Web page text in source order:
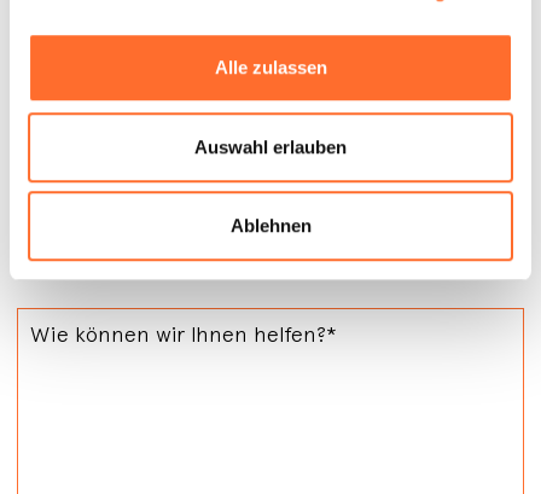
Alle zulassen
Auswahl erlauben
Ablehnen
Verkauf von Holz und Pellets
Brennstoff finden. Er verkauft Holz oder Pellets von
auch mit Lieferung ins Haus.
Kontakt